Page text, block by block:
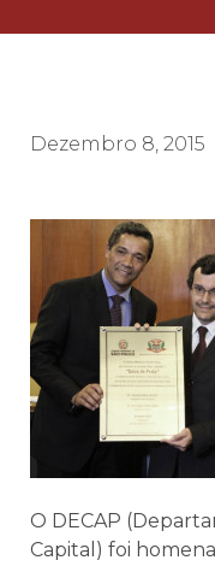
Dezembro 8, 2015
O DECAP
Capital) foi